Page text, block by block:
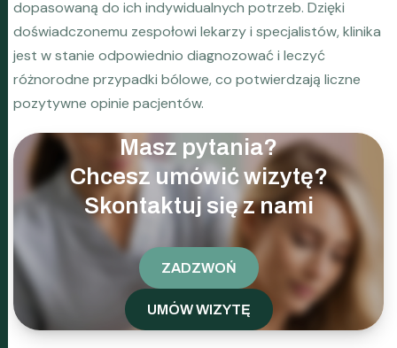
dopasowaną do ich indywidualnych potrzeb. Dzięki
doświadczonemu zespołowi lekarzy i specjalistów, klinika
jest w stanie odpowiednio diagnozować i leczyć
różnorodne przypadki bólowe, co potwierdzają liczne
pozytywne opinie pacjentów.
Masz pytania?
Chcesz umówić wizytę?
Skontaktuj się z nami
ZADZWOŃ
UMÓW WIZYTĘ